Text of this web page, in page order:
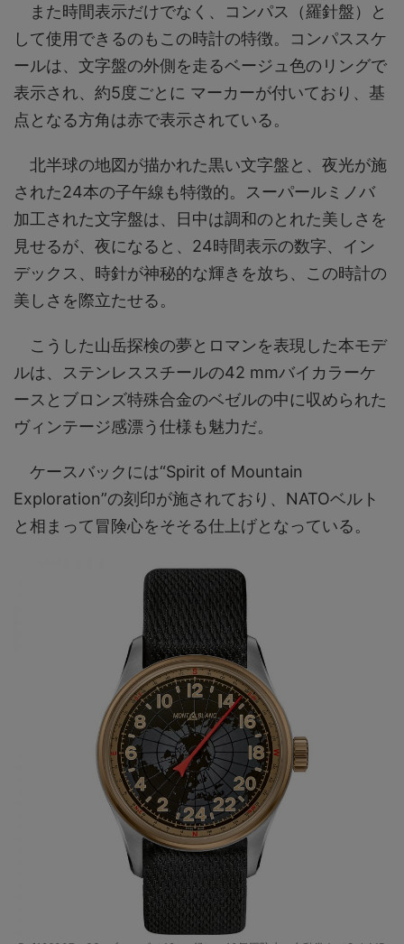
また時間表示だけでなく、コンパス（羅針盤）と
して使用できるのもこの時計の特徴。コンパススケ
ールは、文字盤の外側を走るベージュ色のリングで
表示され、約5度ごとに マーカーが付いており、基
点となる方角は赤で表示されている。
北半球の地図が描かれた黒い文字盤と、夜光が施
された24本の子午線も特徴的。スーパールミノバ
加工された文字盤は、日中は調和のとれた美しさを
見せるが、夜になると、24時間表示の数字、イン
デックス、時針が神秘的な輝きを放ち、この時計の
美しさを際立たせる。
こうした山岳探検の夢とロマンを表現した本モデ
ルは、ステンレススチールの42 mmバイカラーケ
ースとブロンズ特殊合金のベゼルの中に収められた
ヴィンテージ感漂う仕様も魅力だ。
ケースバックには“Spirit of Mountain
Exploration”の刻印が施されており、NATOベルト
と相まって冒険心をそそる仕上げとなっている。